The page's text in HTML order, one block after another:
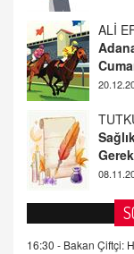
2
AV.
16:30 - Bakan Çiftçi: